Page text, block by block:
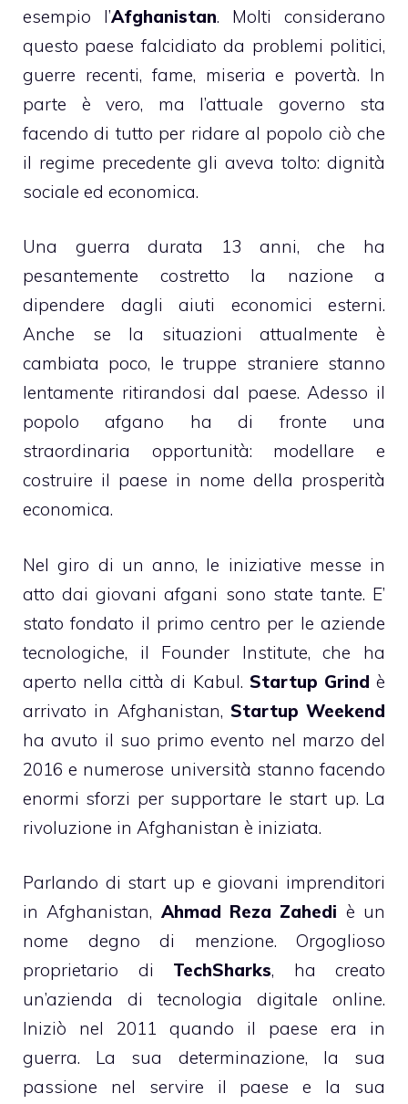
esempio l’Afghanistan. Molti considerano
questo paese falcidiato da problemi politici,
guerre recenti, fame, miseria e povertà. In
parte è vero, ma l’attuale governo sta
facendo di tutto per ridare al popolo ciò che
il regime precedente gli aveva tolto: dignità
sociale ed economica.
Una guerra durata 13 anni, che ha
pesantemente costretto la nazione a
dipendere dagli aiuti economici esterni.
Anche se la situazioni attualmente è
cambiata poco, le truppe straniere stanno
lentamente ritirandosi dal paese. Adesso il
popolo afgano ha di fronte una
straordinaria opportunità: modellare e
costruire il paese in nome della prosperità
economica.
Nel giro di un anno, le iniziative messe in
atto dai giovani afgani sono state tante. E’
stato fondato il primo centro per le aziende
tecnologiche, il Founder Institute, che ha
aperto nella città di Kabul. Startup Grind è
arrivato in Afghanistan, Startup Weekend
ha avuto il suo primo evento nel marzo del
2016 e numerose università stanno facendo
enormi sforzi per supportare le start up. La
rivoluzione in Afghanistan è iniziata.
Parlando di start up e giovani imprenditori
in Afghanistan, Ahmad Reza Zahedi è un
nome degno di menzione. Orgoglioso
proprietario di TechSharks, ha creato
un’azienda di tecnologia digitale online.
Iniziò nel 2011 quando il paese era in
guerra. La sua determinazione, la sua
passione nel servire il paese e la sua